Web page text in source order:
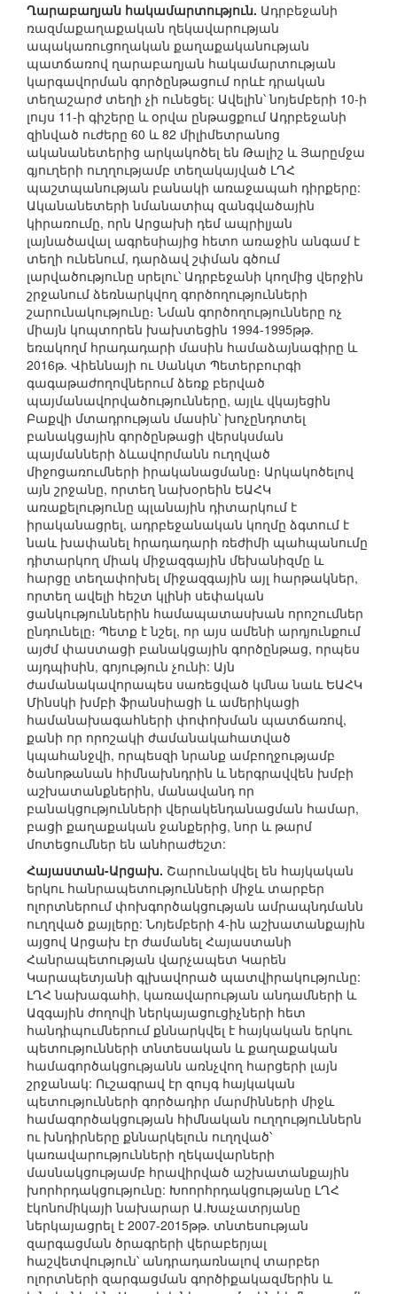
Ղարաբաղյան հակամարտություն. Ադրբեջանի
ռազմաքաղաքական ղեկավարության
ապակառուցողական քաղաքականության
պատճառով ղարաբաղյան հակամարտության
կարգավորման գործընթացում որևէ դրական
տեղաշարժ տեղի չի ունեցել: Ավելին՝ նոյեմբերի 10-ի
լույս 11-ի գիշերը և օրվա ընթացքում Ադրբեջանի
զինված ուժերը 60 և 82 միլիմետրանոց
ականանետերից արկակոծել են Թալիշ և Յարըմջա
գյուղերի ուղղությամբ տեղակայված ԼՂՀ
պաշտպանության բանակի առաջապահ դիրքերը:
Ականանետերի նմանատիպ զանգվածային
կիրառումը, որն Արցախի դեմ ապրիլյան
լայնածավալ ագրեսիայից հետո առաջին անգամ է
տեղի ունենում, դարձավ շփման գծում
լարվածությունը սրելու՝ Ադրբեջանի կողմից վերջին
շրջանում ձեռնարկվող գործողությունների
շարունակությունը։ Նման գործողությունները ոչ
միայն կոպտորեն խախտեցին 1994-1995թթ.
եռակողմ հրադադարի մասին համաձայնագիրը և
2016թ. Վիեննայի ու Սանկտ Պետերբուրգի
գագաթաժողովներում ձեռք բերված
պայմանավորվածությունները, այլև վկայեցին
Բաքվի մտադրության մասին՝ խոչընդոտել
բանակցային գործընթացի վերսկսման
պայմանների ձևավորմանն ուղղված
միջոցառումների իրականացմանը։ Արկակոծելով
այն շրջանը, որտեղ նախօրեին ԵԱՀԿ
առաքելությունը պլանային դիտարկում է
իրականացրել, ադրբեջանական կողմը ձգտում է
նաև խափանել հրադադարի ռեժիմի պահպանումը
դիտարկող միակ միջազգային մեխանիզմը և
հարցը տեղափոխել միջազգային այլ հարթակներ,
որտեղ ավելի հեշտ կլինի սեփական
ցանկություններին համապատասխան որոշումներ
ընդունելը։ Պետք է նշել, որ այս ամենի արդյունքում
այժմ փաստացի բանակցային գործընթաց, որպես
այդպիսին, գոյություն չունի: Այն
ժամանակավորապես սառեցված կմնա նաև ԵԱՀԿ
Մինսկի խմբի ֆրանսիացի և ամերիկացի
համանախագահների փոփոխման պատճառով,
քանի որ որոշակի ժամանակահատված
կպահանջվի, որպեսզի նրանք ամբողջությամբ
ծանոթանան հիմնախնդրին և ներգրավվեն խմբի
աշխատանքներին, մանավանդ որ
բանակցությունների վերակենդանացման համար,
բացի քաղաքական ջանքերից, նոր և թարմ
մոտեցումներ են անհրաժեշտ:
Հայաստան-Արցախ. Շարունակվել են հայկական
երկու հանրապետությունների միջև տարբեր
ոլորտներում փոխգործակցության ամրապնդմանն
ուղղված քայլերը: Նոյեմբերի 4-ին աշխատանքային
այցով Արցախ էր ժամանել Հայաստանի
Հանրապետության վարչապետ Կարեն
Կարապետյանի գլխավորած պատվիրակությունը:
ԼՂՀ նախագահի, կառավարության անդամների և
Ազգային ժողովի ներկայացուցիչների հետ
հանդիպումներում քննարկվել է հայկական երկու
պետությունների տնտեսական և քաղաքական
համագործակցությանն առնչվող հարցերի լայն
շրջանակ: Ուշագրավ էր զույգ հայկական
պետությունների գործադիր մարմինների միջև
համագործակցության հիմնական ուղղություններն
ու խնդիրները քննարկելուն ուղղված՝
կառավարությունների ղեկավարների
մասնակցությամբ հրավիրված աշխատանքային
խորհրդակցությունը: Խոորհրդակցությանը ԼՂՀ
էկոնոմիկայի նախարար Ա.Խաչատրյանը
ներկայացրել է 2007-2015թթ. տնտեսության
զարգացման ծրագրերի վերաբերյալ
հաշվետվություն՝ անդրադառնալով տարբեր
ոլորտների զարգացման գործիքակազմերին և